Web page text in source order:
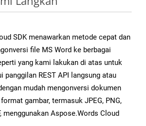
SDK menawarkan metode cepat dan
file MS Word ke berbagai
yang kami lakukan di atas untuk
panggilan REST API langsung atau
mudah mengonversi dokumen
gambar, termasuk JPEG, PNG,
menggunakan Aspose.Words Cloud